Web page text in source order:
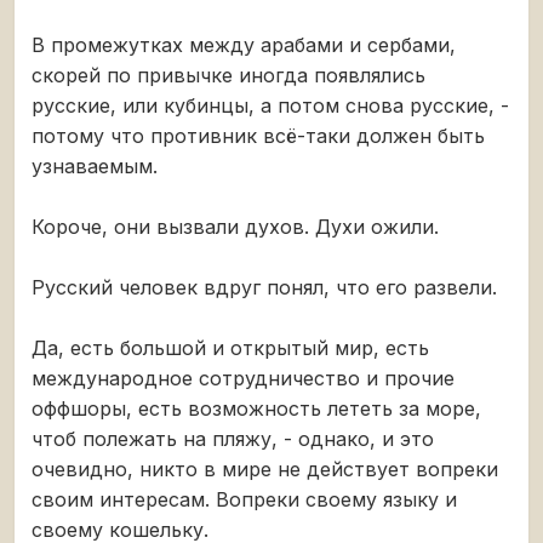
В промежутках между арабами и сербами,
скорей по привычке иногда появлялись
русские, или кубинцы, а потом снова русские, -
потому что противник всё-таки должен быть
узнаваемым.
Короче, они вызвали духов. Духи ожили.
Русский человек вдруг понял, что его развели.
Да, есть большой и открытый мир, есть
международное сотрудничество и прочие
оффшоры, есть возможность лететь за море,
чтоб полежать на пляжу, - однако, и это
очевидно, никто в мире не действует вопреки
своим интересам. Вопреки своему языку и
своему кошельку.